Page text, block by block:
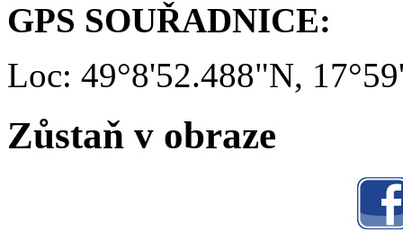
GPS SOUŘADNICE:
Loc: 49°8'52.488"N,
Zůstaň v obraze